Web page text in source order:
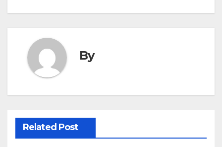
By
Related Post